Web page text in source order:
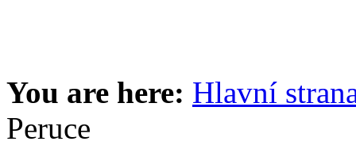
You are here: Hlavní
Peruce